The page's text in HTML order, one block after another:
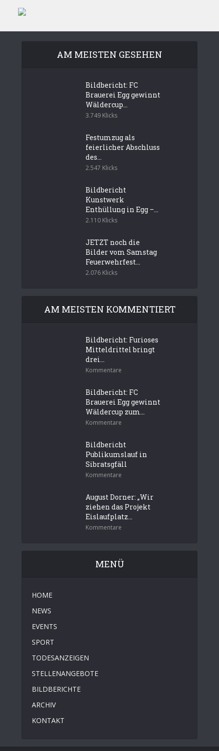
AM MEISTEN GESEHEN
Bildbericht: FC
Brauerei Egg gewinnt
Wäldercup...
3.749 Klicks
Festumzug als
feierlicher Abschluss
des...
2.547 Klicks
Bildbericht
Kunstwerk
Enthüllung in Egg –...
2.110 Klicks
JETZT noch die
Bilder vom Samstag
Feuerwehrfest...
2.076 Klicks
AM MEISTEN KOMMENTIERT
Bildbericht: Furioses
Mitteldrittel bringt
drei...
Kommentare
Bildbericht: FC
Brauerei Egg gewinnt
Wäldercup zum...
Kommentare
Bildbericht
Publikumslauf in
Sibratsgfäll
Kommentare
August Dorner: „Wir
ziehen das Projekt
Eislaufplatz...
Kommentare
MENÜ
HOME
NEWS
EVENTS
SPORT
TODESANZEIGEN
STELLENANGEBOTE
BILDBERICHTE
ARCHIV
KONTAKT